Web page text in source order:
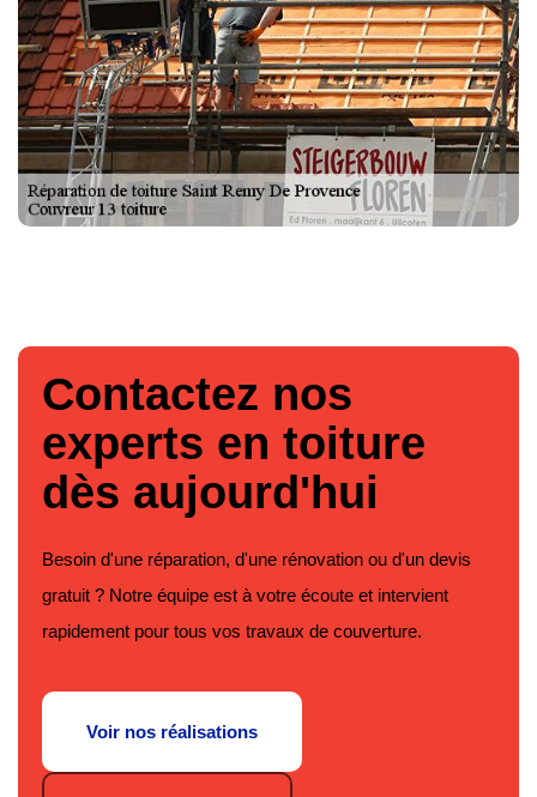
Contactez nos
experts en toiture
dès aujourd'hui
Besoin d'une réparation, d'une rénovation ou d'un devis
gratuit ? Notre équipe est à votre écoute et intervient
rapidement pour tous vos travaux de couverture.
Voir nos réalisations